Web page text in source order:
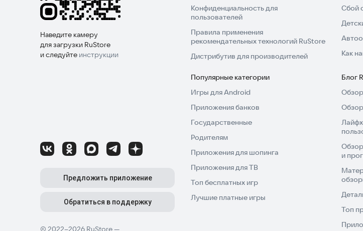
Наведите камеру
для загрузки RuStore
и следуйте инструкции
Предложить приложение
Обратиться в поддержку
Конфиденциальность для
пользователей
Правила применения
рекомендательных технологий RuStore
Дистрибутив для производителей
Сбой
Как
Популярные категории
Игры для Android
Приложения банков
Государственные
Родителям
Приложения для шопинга
Приложения для ТВ
Топ бесплатных игр
Лучшие платные игры
Блог
и
Топ